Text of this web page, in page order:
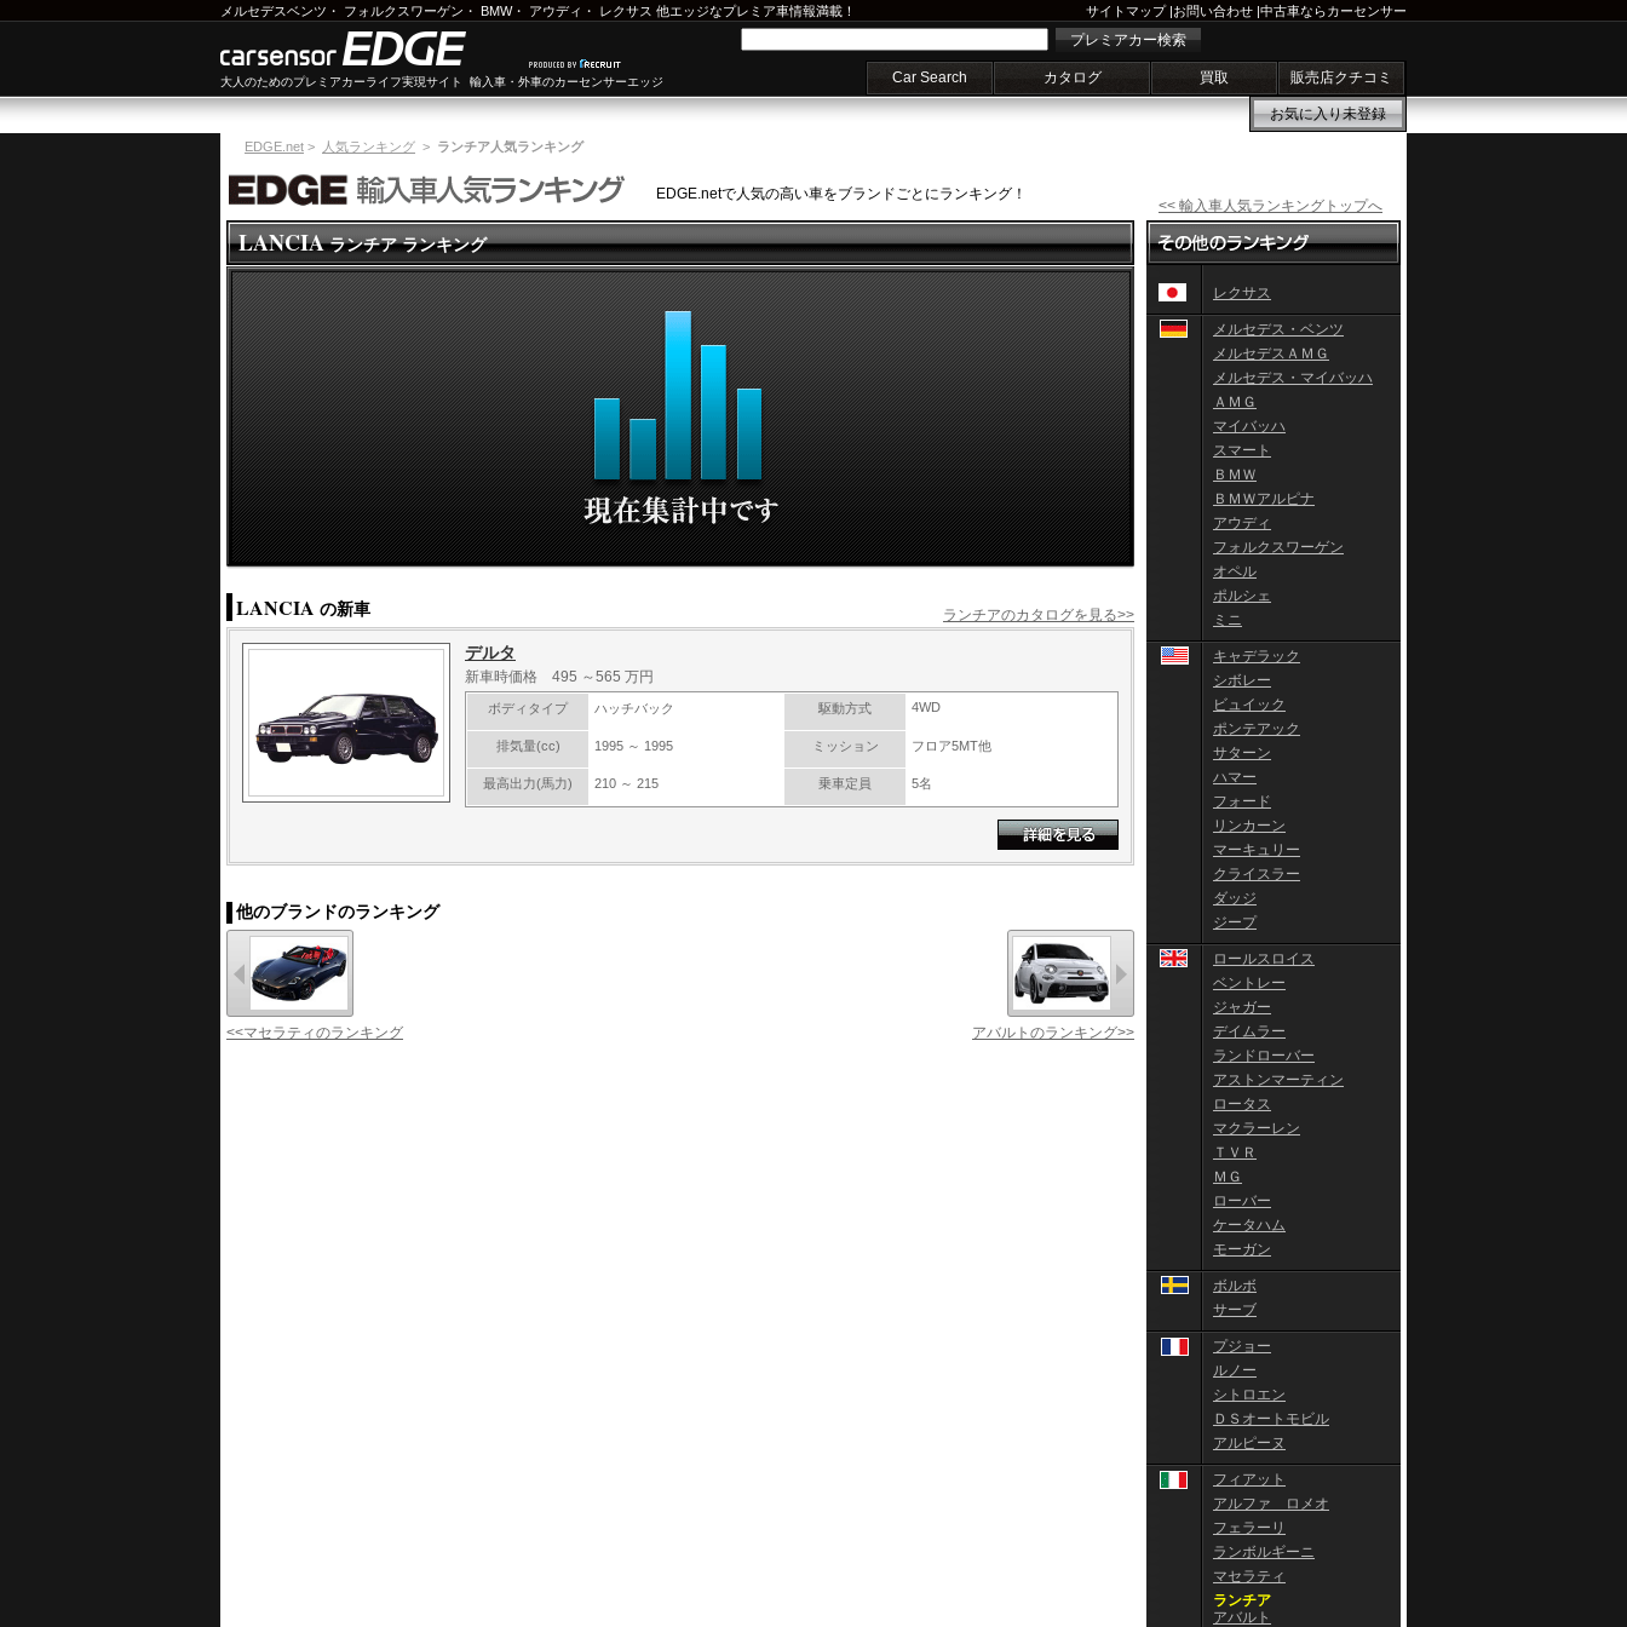
メルセデスベンツ ・ フォルクスワーゲン ・ BMW・ アウディ ・ レクサス 他エッジなプレミア車情報満載！ サイトマップ|お問い合わせ |中古車ならカーセンサー
大人のためのプレミアカーライフ実現サイト 輸入車・外車のカーセンサーエッジ
プレミアカー検索
Car Search カタログ 買取 販売店クチコミ
お気に入り未登録
EDGE.net > 人気ランキング > ランチア人気ランキング
EDGE.netで人気の高い車をブランドごとにランキング！
<< 輸入車人気ランキングトップへ
LANCIAランチア ランキング
LANCIA の新車 ランチアのカタログを見る>>
デルタ
新車時価格 495 ～565 万円
ボディタイプ ハッチバック 駆動方式 4WD
排気量(cc) 1995 ～ 1995 ミッション フロア5MT他
最高出力(馬力) 210 ～ 215 乗車定員 5名
他のブランドのランキング
<<マセラティのランキング アバルトのランキング>>
レクサス
メルセデス・ベンツ
メルセデスＡＭＧ
メルセデス・マイバッハ
ＡＭＧ
マイバッハ
スマート
ＢＭＷ
ＢＭＷアルピナ
アウディ
フォルクスワーゲン
オペル
ポルシェ
ミニ
キャデラック
シボレー
ビュイック
ポンテアック
サターン
ハマー
フォード
リンカーン
マーキュリー
クライスラー
ダッジ
ジープ
ロールスロイス
ベントレー
ジャガー
デイムラー
ランドローバー
アストンマーティン
ロータス
マクラーレン
ＴＶＲ
ＭＧ
ローバー
ケータハム
モーガン
ボルボ
サーブ
プジョー
ルノー
シトロエン
ＤＳオートモビル
アルピーヌ
フィアット
アルファ ロメオ
フェラーリ
ランボルギーニ
マセラティ
ランチア
アバルト